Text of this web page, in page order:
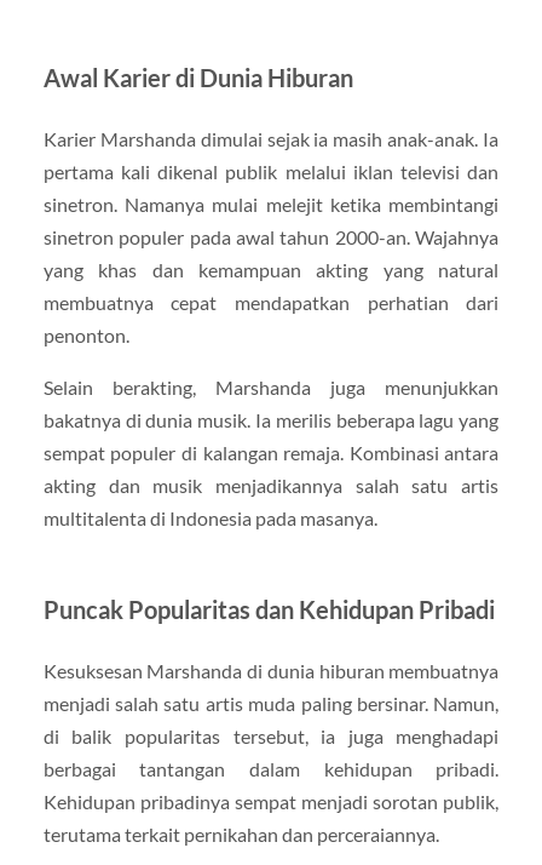
Awal Karier di Dunia Hiburan
Karier Marshanda dimulai sejak ia masih anak-anak. Ia
pertama kali dikenal publik melalui iklan televisi dan
sinetron. Namanya mulai melejit ketika membintangi
sinetron populer pada awal tahun 2000-an. Wajahnya
yang khas dan kemampuan akting yang natural
membuatnya cepat mendapatkan perhatian dari
penonton.
Selain berakting, Marshanda juga menunjukkan
bakatnya di dunia musik. Ia merilis beberapa lagu yang
sempat populer di kalangan remaja. Kombinasi antara
akting dan musik menjadikannya salah satu artis
multitalenta di Indonesia pada masanya.
Puncak Popularitas dan Kehidupan Pribadi
Kesuksesan Marshanda di dunia hiburan membuatnya
menjadi salah satu artis muda paling bersinar. Namun,
di balik popularitas tersebut, ia juga menghadapi
berbagai tantangan dalam kehidupan pribadi.
Kehidupan pribadinya sempat menjadi sorotan publik,
terutama terkait pernikahan dan perceraiannya.